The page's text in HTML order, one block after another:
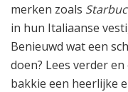
merken zoals
in hun Italiaanse
Benieuwd wat een
doen? Lees verder
bakkie een heerlijke